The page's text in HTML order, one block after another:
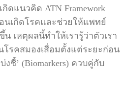
ดแนวคิด ATN Framework
นเกิดโรคและช่วยให้แพทย์
เหตุผลนี้ทำให้เรารู้ว่าตัวเรา
โรคสมองเสื่อมตั้งแต่ระยะก่อน
งชี้’ (Biomarkers) ควบคู่กับ